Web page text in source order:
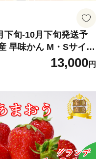
下旬-10月下旬発送予
早味かん M・Sサイズ
玉-50玉入り) みかん
小粒 果物 スイーツ
ルーツ ふるさと納税早
キング福岡 九州 福岡県
定 期間限定
13,000円